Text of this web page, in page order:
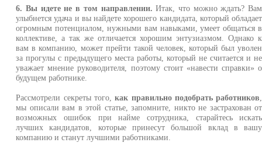
6. Вы идете не в том направлении. Итак, что можно ждать? Вам
улыбнется удача и вы найдете хорошего кандидата, который обладает
огромным потенциалом, нужными вам навыками, умеет общаться в
коллективе, а так же отличается хорошим энтузиазмом. Однако к
вам в компанию, может прейти такой человек, который был уволен
за прогулы с предыдущего места работы, который не считается и не
уважает мнение руководителя, поэтому стоит «навести справки» о
будущем работнике.
Рассмотрели секреты того,как правильно подобрать работников
мы описали вам в этой статье, запомните, никто не застрахован от
возможных ошибок при найме сотрудника, старайтесь искать
лучших кандидатов, которые принесут большой вклад в вашу
компанию и станут лучшими работниками.